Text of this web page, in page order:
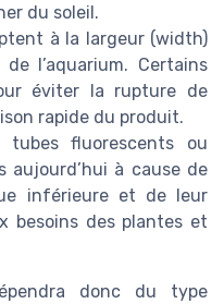
du soleil.
à la largeur (width)
l’aquarium. Certains
éviter la rupture de
rapide du produit.
tubes fluorescents ou
aujourd’hui à cause de
inférieure et de leur
besoins des plantes et
donc du type